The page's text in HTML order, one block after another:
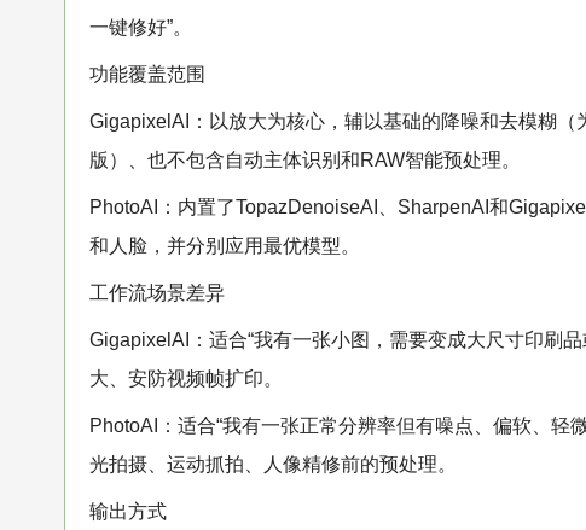
一键修好”。
功能覆盖范围
GigapixelAI：以放大为核心，辅以基础的降噪和去模糊
版）、也不包含自动主体识别和RAW智能预处理。
PhotoAI：内置了TopazDenoiseAI、SharpenAI和
和人脸，并分别应用最优模型。
工作流场景差异
GigapixelAI：适合“我有一张小图，需要变成大尺寸印刷
大、安防视频帧扩印。
PhotoAI：适合“我有一张正常分辨率但有噪点、偏软、
光拍摄、运动抓拍、人像精修前的预处理。
输出方式